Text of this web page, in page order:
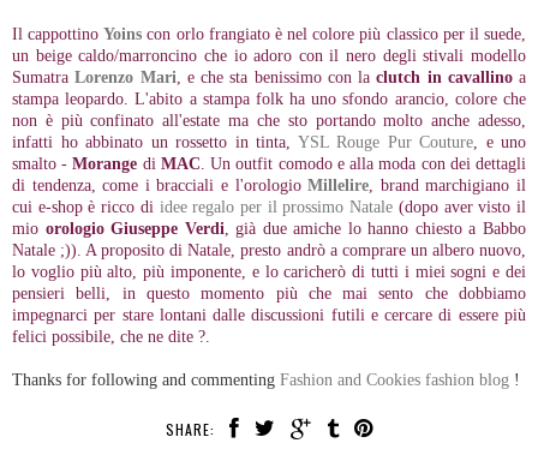
Il cappottinoYoins con orlo frangiato è nel colore più classico per il suede,
un beige caldo/marroncino che io adoro con il nero degli stivali modello
SumatraLorenzo Mari , e che sta benissimo con laclutch in cavallinoa
stampa leopardo. L'abito a stampa folk ha uno sfondo arancio, colore che
non è più confinato all'estate ma che sto portando molto anche adesso,
infatti ho abbinato un rossetto in tinta, YSL Rouge Pur Couture , e uno
smalto -Morange di MAC . Un outfit comodo e alla moda con dei dettagli
di tendenza, come i bracciali e l'orologioMillelire , brand marchigiano il
cui e-shop è ricco di idee regalo per il prossimo Natale (dopo aver visto il
mio orologio Giuseppe Verdi , già due amiche lo hanno chiesto a Babbo
Natale ;)). A proposito di Natale, presto andrò a comprare un albero nuovo,
lo voglio più alto, più imponente, e lo caricherò di tutti i miei sogni e dei
pensieri belli, in questo momento più che mai sento che dobbiamo
impegnarci per stare lontani dalle discussioni futili e cercare di essere più
felici possibile, che ne dite ?.
Thanks for following and commenting Fashion and Cookies fashion blog !
SHARE: